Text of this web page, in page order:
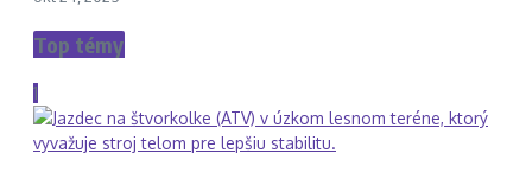
Top témy
1